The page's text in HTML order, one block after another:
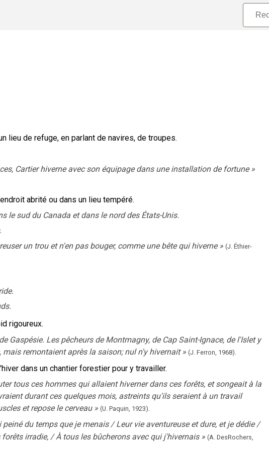
lieu de refuge, en parlant de navires, de troupes.
Cartier hiverne avec son équipage dans une installation de fortune »
abrité ou dans un lieu tempéré.
le sud du Canada et dans le nord des États-Unis.
un trou et n'en pas bouger, comme une bête qui hiverne » (J. Éthier-
rigoureux.
Gaspésie. Les pêcheurs de Montmagny, de Cap Saint-Ignace, de l'Islet y
remontaient après la saison; nul n'y hivernait » (J. Ferron, 1968).
dans un chantier forestier pour y travailler.
tous ces hommes qui allaient hiverner dans ces forêts, et songeait à la
durant ces quelques mois, astreints qu'ils seraient à un travail
et repose le cerveau » (U. Paquin, 1923).
peiné du temps que je menais / Leur vie aventureuse et dure, et je dédie /
forêts irradie, / À tous les bûcherons avec qui j'hivernais » (A. DesRochers,